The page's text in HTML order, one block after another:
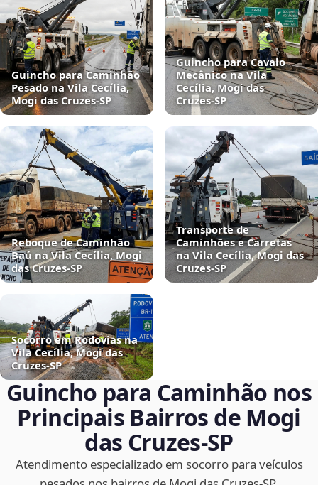
Guincho para Caminhão
Pesado na Vila Cecília,
Mogi das Cruzes‑SP
Guincho para Cavalo
Mecânico na Vila
Cecília, Mogi das
Cruzes‑SP
Reboque de Caminhão
Baú na Vila Cecília, Mogi
das Cruzes‑SP
Transporte de
Caminhões e Carretas
na Vila Cecília, Mogi das
Cruzes‑SP
Socorro em Rodovias na
Vila Cecília, Mogi das
Cruzes‑SP
Guincho para Caminhão nos
Principais Bairros de Mogi
das Cruzes‑SP
Atendimento especializado em socorro para veículos